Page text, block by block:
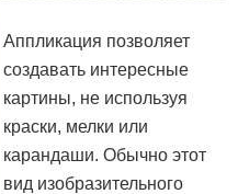
Аппликация позволяет
создавать интересные
картины, не используя
краски, мелки или
карандаши. Обычно этот
вид изобразительного